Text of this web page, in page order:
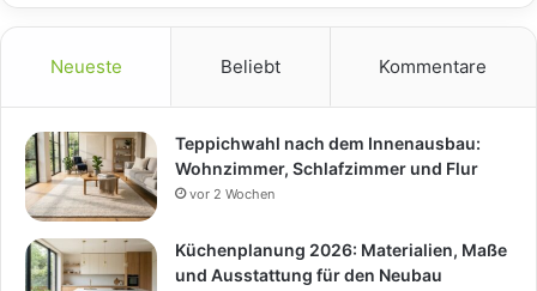
Neueste Beliebt Kommentare
Teppichwahl nach dem Innenausbau:
Wohnzimmer, Schlafzimmer und Flur
vor 2 Wochen
Küchenplanung 2026: Materialien, Maße
und Ausstattung für den Neubau